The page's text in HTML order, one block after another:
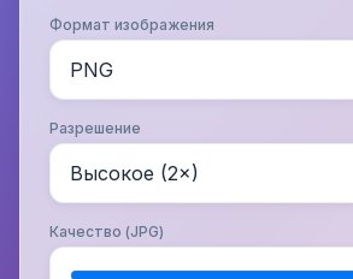
Формат изображения
Разрешение
Качество (JPG)